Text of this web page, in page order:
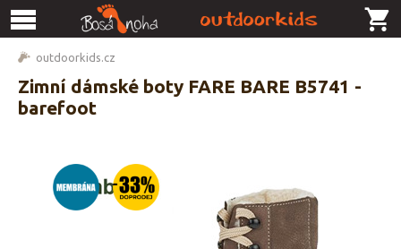
outdoorkids.cz
Zimní dámské boty FARE BARE B5741 -
barefoot